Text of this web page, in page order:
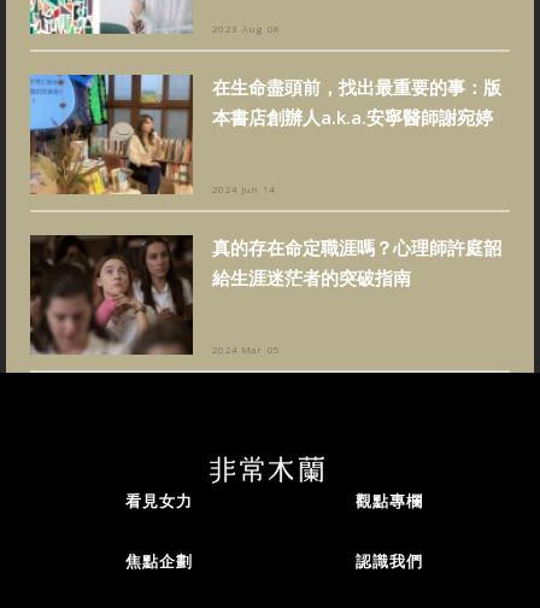
2023 Aug 08
在生命盡頭前，找出最重要的事：版
本書店創辦人a.k.a.安寧醫師謝宛婷
2024 Jun 14
真的存在命定職涯嗎？心理師許庭韶
給生涯迷茫者的突破指南
2024 Mar 05
看見女力 觀點專欄
焦點企劃 認識我們